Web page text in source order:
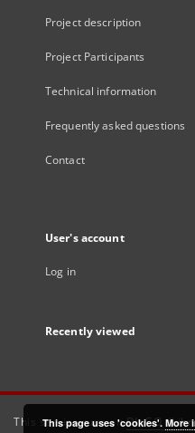
Project description
Project Participants
Technical information
Frequently asked questions
Contact
User's account
Log in
Recently viewed
This service runs onDInGO
This page uses 'cookies'. More